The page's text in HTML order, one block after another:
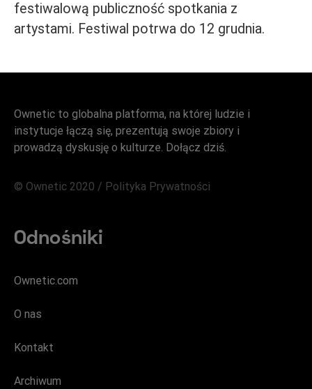
festiwalową publiczność spotkania z
artystami. Festiwal potrwa do 12 grudnia.
Ownetic to globalna platforma, na której ludzie i
instytucje łączą się, prezentują swoje zbiory i
prowadzą dyskusję o kulturze. Dołącz dziś.
© Ownetic 2020 / Polityka Prywatności
Odnośniki
Ownetic.com
O nas
Kontakt
Archiwum